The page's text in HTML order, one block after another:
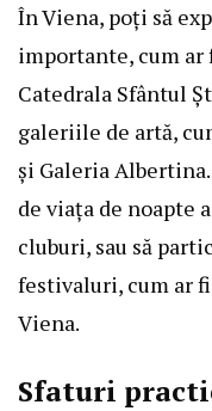
În Viena, poți să
importante, cum ar
Catedrala Sfântul
galeriile de artă,
și Galeria
de viața de noapte
cluburi, sau să
festivaluri, cum ar
Viena.
Sfaturi